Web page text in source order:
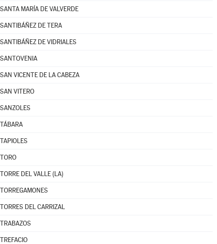
SANTA MARÍA DE VALVERDE
SANTIBÁÑEZ DE TERA
SANTIBÁÑEZ DE VIDRIALES
SANTOVENIA
SAN VICENTE DE LA CABEZA
SAN VITERO
SANZOLES
TÁBARA
TAPIOLES
TORO
TORRE DEL VALLE (LA)
TORREGAMONES
TORRES DEL CARRIZAL
TRABAZOS
TREFACIO